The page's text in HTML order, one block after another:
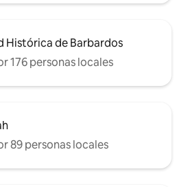
Histórica de Barbardos
176 personas locales
89 personas locales